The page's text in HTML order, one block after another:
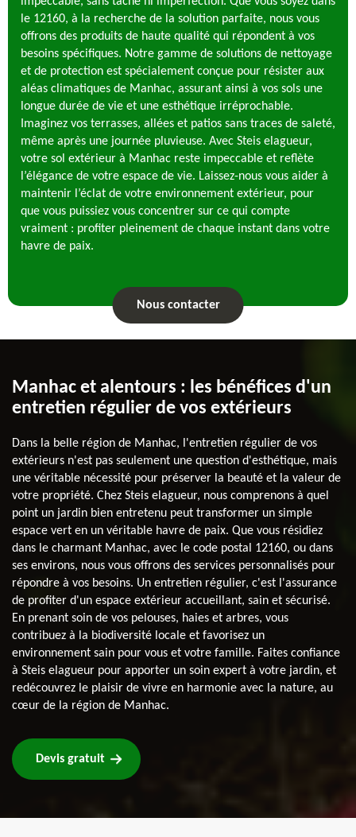
le 12160, à la recherche de la solution parfaite, nous vous
offrons des produits de haute qualité qui répondent à vos
besoins spécifiques. Notre gamme de solutions de nettoyage
et de protection est spécialement conçue pour résister aux
aléas climatiques de Manhac, assurant ainsi à vos sols une
longue durée de vie et une esthétique irréprochable.
Imaginez vos terrasses, allées et patios sans traces de saleté,
même après une journée pluvieuse. Avec Steis elagueur,
votre sol extérieur à Manhac reste impeccable et reflète
l’élégance de votre espace de vie. Laissez-nous vous aider à
maintenir l’éclat de votre environnement extérieur, pour
que vous puissiez vous concentrer sur ce qui compte
vraiment : profiter pleinement de chaque instant dans votre
havre de paix.
Nous contacter
Manhac et alentours : les bénéfices d'un
entretien régulier de vos extérieurs
Dans la belle région de Manhac, l'entretien régulier de vos
extérieurs n'est pas seulement une question d'esthétique, mais
une véritable nécessité pour préserver la beauté et la valeur de
votre propriété. Chez Steis elagueur, nous comprenons à quel
point un jardin bien entretenu peut transformer un simple
espace vert en un véritable havre de paix. Que vous résidiez
dans le charmant Manhac, avec le code postal 12160, ou dans
ses environs, nous vous offrons des services personnalisés pour
répondre à vos besoins. Un entretien régulier, c'est l'assurance
de profiter d'un espace extérieur accueillant, sain et sécurisé.
En prenant soin de vos pelouses, haies et arbres, vous
contribuez à la biodiversité locale et favorisez un
environnement sain pour vous et votre famille. Faites confiance
à Steis elagueur pour apporter un soin expert à votre jardin, et
redécouvrez le plaisir de vivre en harmonie avec la nature, au
cœur de la région de Manhac.
Devis gratuit